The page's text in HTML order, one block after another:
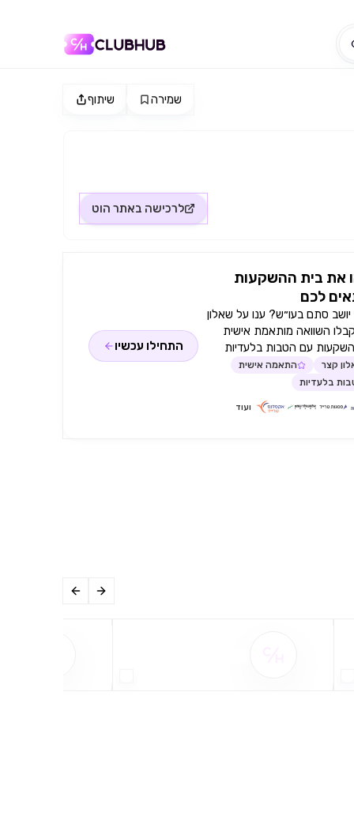
שיתוף שמירה
לרכישה באתר הוט
את בית ההשקעות
לכם
סתם בעו״ש? ענו על שאלון
השוואה מותאמת אישית
עם הטבות בלעדיות
קצר
התאמה אישית
בלעדיות
ועוד
התחילו עכשיו